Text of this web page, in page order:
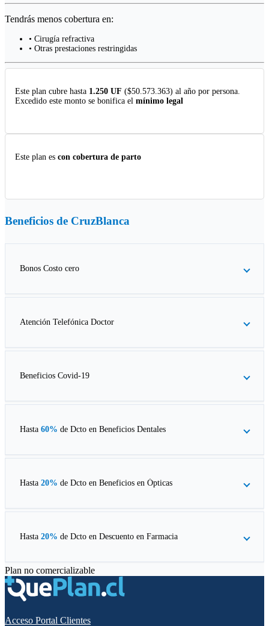
Tendrás menos cobertura en:
• Cirugía refractiva
• Otras prestaciones restringidas
Este plan cubre hasta 1.250 UF ($50.573.363) al año por persona.
Excedido este monto se bonifica el mínimo legal
Este plan es con cobertura de parto
Beneficios de CruzBlanca
Bonos Costo cero
Atención Telefónica Doctor
Beneficios Covid-19
Hasta 60% de Dcto en Beneficios Dentales
Hasta 20% de Dcto en Beneficios en Ópticas
Hasta 20% de Dcto en Descuento en Farmacia
Plan no comercializable
Acceso Portal Clientes